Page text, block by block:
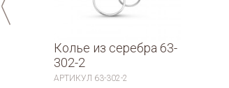
Колье из серебра 63-
302-2
АРТИКУЛ 63-302-2